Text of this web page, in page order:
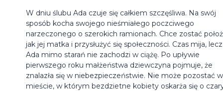
W dniu ślubu Ada czuje się całkiem szczęśliwa. Na swój
sposób kocha swojego nieśmiałego poczciwego
narzeczonego o szerokich ramionach. Chce zostać
jak jej matka i przysłużyć się społeczności. Czas mija, lecz
Ada mimo starań nie zachodzi w ciążę. Po upływie
pierwszego roku małżeństwa dziewczyna pojmuje, że
znalazła się w niebezpieczeństwie. Nie może pozostać w
mieście, w którym bezdzietne kobiety oskarża się o